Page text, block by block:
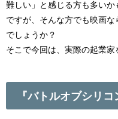
難しい」と感じる方も多いか
ですが、そんな方でも映画
でしょうか？
そこで今回は、実際の起業家
『バトルオブシリ